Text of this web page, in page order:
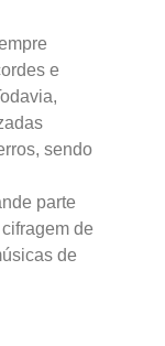
e
sendo
parte
de
de